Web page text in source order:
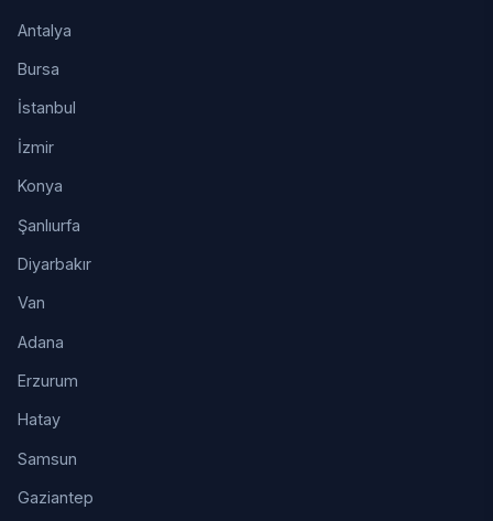
Antalya
Bursa
İstanbul
İzmir
Konya
Şanlıurfa
Diyarbakır
Van
Adana
Erzurum
Hatay
Samsun
Gaziantep